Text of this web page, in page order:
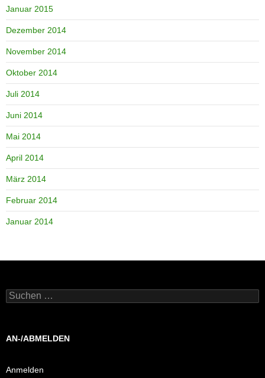
Januar 2015
Dezember 2014
November 2014
Oktober 2014
Juli 2014
Juni 2014
Mai 2014
April 2014
März 2014
Februar 2014
Januar 2014
Suchen
nach:
AN-/ABMELDEN
Anmelden